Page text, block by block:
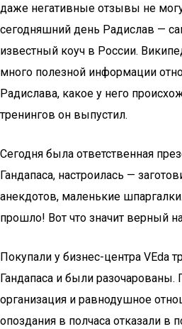
даже негативные отзывы не
сегодняшний день Радислав —
известный коуч в России.
много полезной информации
Радислава, какое у него
тренингов он выпустил.
Сегодня была ответственная
Гандапаса, настроилась —
анекдотов, маленькие
прошло! Вот что значит верный
Покупали у бизнес-центра VEda
Гандапаса и были разочарованы.
организация и равнодушное
опоздания в полчаса отказали в